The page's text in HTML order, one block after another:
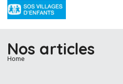
Nos articles
Home